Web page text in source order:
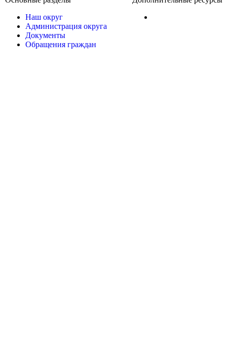
Наш округ
Администрация округа
Документы
Обращения граждан